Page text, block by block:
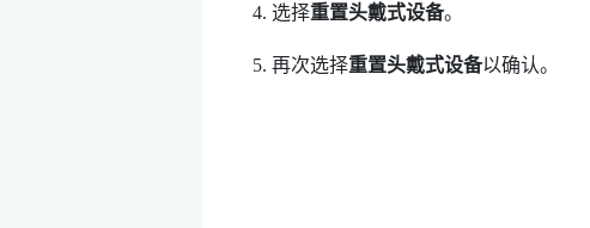
选择重置头戴式设备。
再次选择重置头戴式设备以确认。